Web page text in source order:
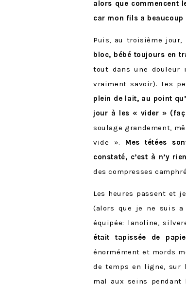
alors que commencent
car mon fils a beaucoup
Puis, au troisième jour,
bloc, bébé toujours en
tout dans une douleur
vraiment savoir). Les
plein de lait, au point
jour à les « vider »
soulage grandement,
vide ». Mes tétées
constaté, c’est à n’y
des compresses
Les heures passent et
(alors que je ne suis
équipée: lanoline,
était tapissée de
énormément et mords
de temps en ligne, sur
mal aux seins